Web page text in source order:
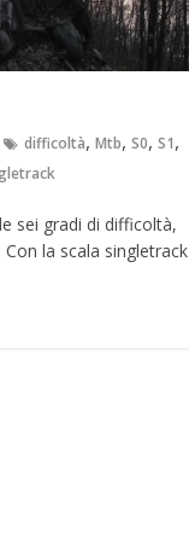
difficoltà, Mtb, S0, S1,
sei gradi di difficoltà,
la scala singletrack